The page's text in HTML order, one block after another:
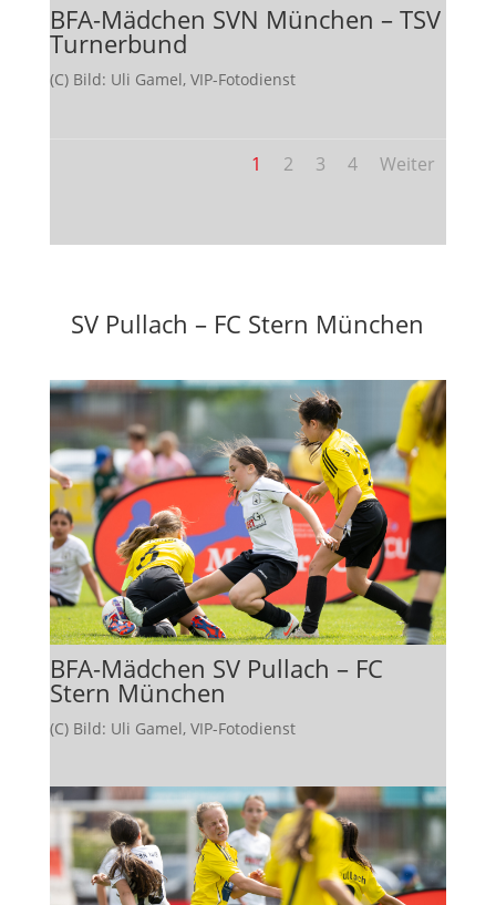
BFA-Mädchen SVN München – TSV
Turnerbund
(C) Bild: Uli Gamel, VIP-Fotodienst
1 2 3 4 Weiter
SV Pullach – FC Stern München
BFA-Mädchen SV Pullach – FC
Stern München
(C) Bild: Uli Gamel, VIP-Fotodienst